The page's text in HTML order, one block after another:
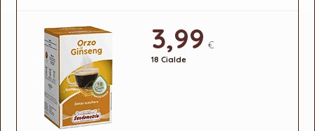
3,99 €
18 Cialde